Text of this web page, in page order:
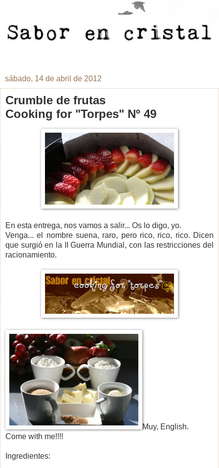
sábado, 14 de abril de 2012
Crumble de frutas
Cooking for "Torpes" Nº 49
En esta entrega, nos vamos a salir... Os lo digo, yo.
Venga... el nombre suena, raro, pero rico, rico, rico. Dicen
que surgió en la II Guerra Mundial, con las restricciones del
racionamiento.
Muy, English.
Come with me!!!!
Ingredientes: